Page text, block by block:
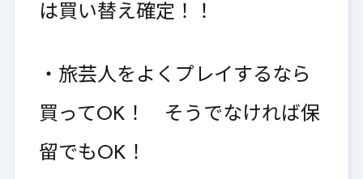
は買い替え確定！！
・旅芸人をよくプレイするなら
買ってOK！ そうでなければ保
留でもOK！